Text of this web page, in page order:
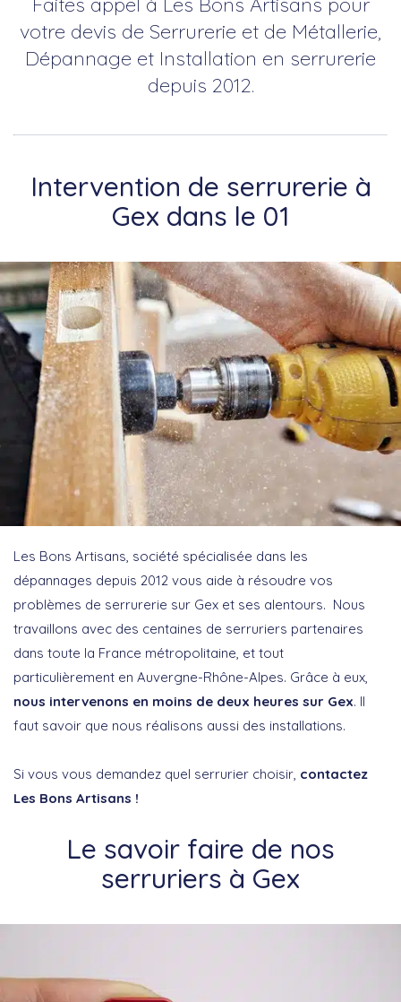
votre devis de Serrurerie et de Métallerie,
Dépannage et Installation en serrurerie
depuis 2012.
Intervention de serrurerie à
Gex dans le 01
Les Bons Artisans, société spécialisée dans les
dépannages depuis 2012 vous aide à résoudre vos
problèmes de serrurerie sur Gex et ses alentours. Nous
travaillons avec des centaines de serruriers partenaires
dans toute la France métropolitaine, et tout
particulièrement en Auvergne-Rhône-Alpes. Grâce à eux,
nous intervenons en moins de deux heures sur Gex. Il
faut savoir que nous réalisons aussi des installations.
Si vous vous demandez quel serrurier choisir, contactez
Les Bons Artisans !
Le savoir faire de nos
serruriers à Gex